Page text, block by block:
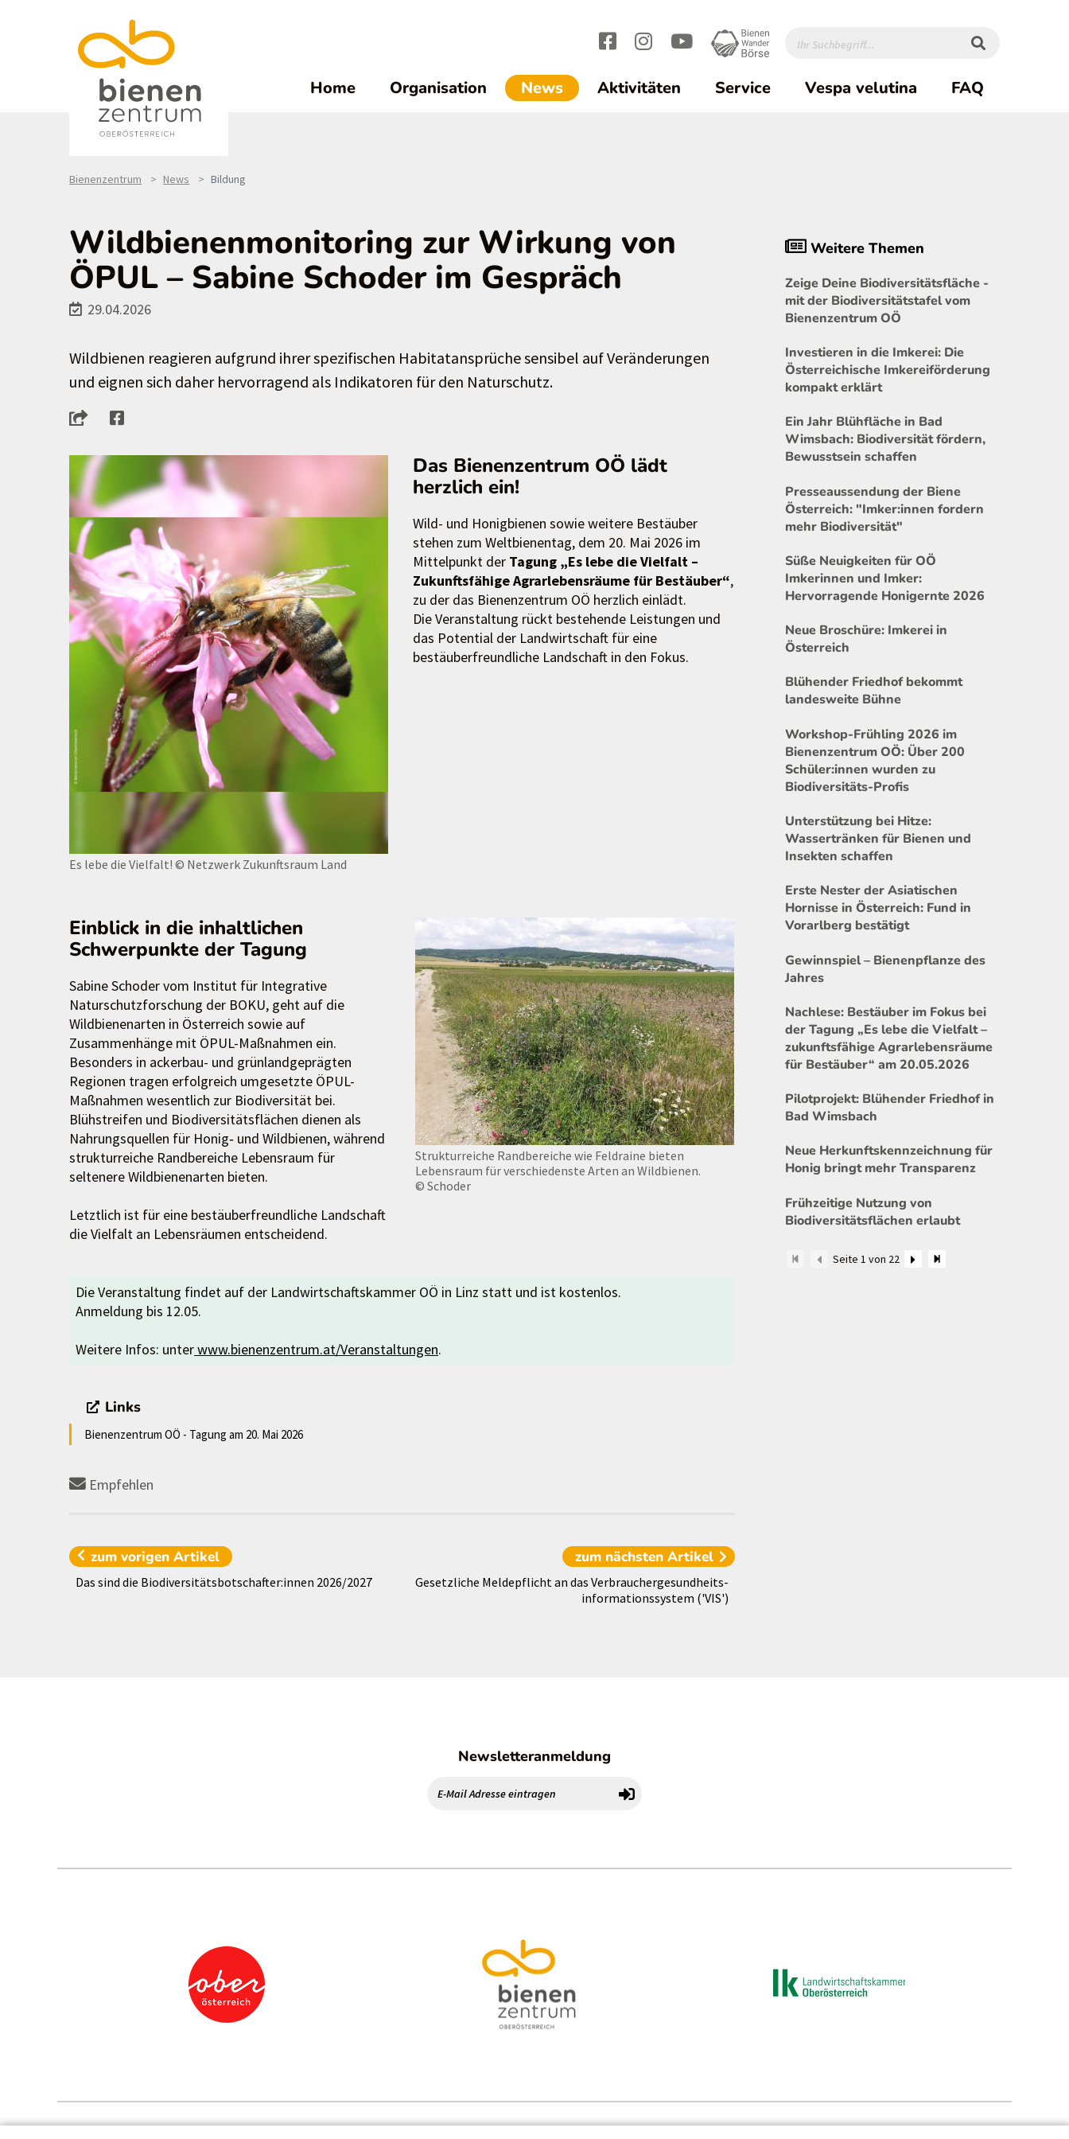
Home Organisation News(current)1
Aktivitäten Service Vespa velutina FAQ
Bienenzentrum News Bildung
Wildbienenmonitoring zur Wirkung von
ÖPUL – Sabine Schoder im Gespräch
29.04.2026
Wildbienen reagieren aufgrund ihrer spezifischen Habitatansprüche sensibel auf Veränderungen
und eignen sich daher hervorragend als Indikatoren für den Naturschutz.
Es lebe die Vielfalt! © Netzwerk Zukunftsraum Land
Das Bienenzentrum OÖ lädt
herzlich ein!
Wild- und Honigbienen sowie weitere Bestäuber
stehen zum Weltbienentag, dem 20. Mai 2026 im
Mittelpunkt der Tagung „Es lebe die Vielfalt –
Zukunftsfähige Agrarlebensräume für Bestäuber“,
zu der das Bienenzentrum OÖ herzlich einlädt.
Die Veranstaltung rückt bestehende Leistungen und
das Potential der Landwirtschaft für eine
bestäuberfreundliche Landschaft in den Fokus.
Strukturreiche Randbereiche wie Feldraine bieten
Lebensraum für verschiedenste Arten an Wildbienen.
© Schoder
Einblick in die inhaltlichen
Schwerpunkte der Tagung
Sabine Schoder vom Institut für Integrative
Naturschutzforschung der BOKU, geht auf die
Wildbienenarten in Österreich sowie auf
Zusammenhänge mit ÖPUL-Maßnahmen ein.
Besonders in ackerbau- und grünlandgeprägten
Regionen tragen erfolgreich umgesetzte ÖPUL-
Maßnahmen wesentlich zur Biodiversität bei.
Blühstreifen und Biodiversitätsflächen dienen als
Nahrungsquellen für Honig‑ und Wildbienen, während
strukturreiche Randbereiche Lebensraum für
seltenere Wildbienenarten bieten.
Letztlich ist für eine bestäuberfreundliche Landschaft
die Vielfalt an Lebensräumen entscheidend.
Die Veranstaltung findet auf der Landwirtschaftskammer OÖ in Linz statt und ist kostenlos.
Anmeldung bis 12.05.
Weitere Infos: unterwww.bienenzentrum.at/Veranstaltungen.
Links
Bienenzentrum OÖ - Tagung am 20. Mai 2026
Empfehlen
zum vorigenArtikel
Das sind die Biodiversitätsbotschafter:innen 2026/2027
zum nächsten Artikel
Gesetzliche Meldepflicht an das Verbrauchergesundheits-
informationssystem ('VIS')
Weitere Themen
Zeige Deine Biodiversitätsfläche -
mit der Biodiversitätstafel vom
Bienenzentrum OÖ
Investieren in die Imkerei: Die
Österreichische Imkereiförderung
kompakt erklärt
Ein Jahr Blühfläche in Bad
Wimsbach: Biodiversität fördern,
Bewusstsein schaffen
Presseaussendung der Biene
Österreich: "Imker:innen fordern
mehr Biodiversität"
Süße Neuigkeiten für OÖ
Imkerinnen und Imker:
Hervorragende Honigernte 2026
Neue Broschüre: Imkerei in
Österreich
Blühender Friedhof bekommt
landesweite Bühne
Workshop-Frühling 2026 im
Bienenzentrum OÖ: Über 200
Schüler:innen wurden zu
Biodiversitäts-Profis
Unterstützung bei Hitze:
Wassertränken für Bienen und
Insekten schaffen
Erste Nester der Asiatischen
Hornisse in Österreich: Fund in
Vorarlberg bestätigt
Gewinnspiel – Bienenpflanze des
Jahres
Nachlese: Bestäuber im Fokus bei
der Tagung „Es lebe die Vielfalt –
zukunftsfähige Agrarlebensräume
für Bestäuber“ am 20.05.2026
Pilotprojekt: Blühender Friedhof in
Bad Wimsbach
Neue Herkunftskennzeichnung für
Honig bringt mehr Transparenz
Frühzeitige Nutzung von
Biodiversitätsflächen erlaubt
Seite 1 von 22
Newsletteranmeldung